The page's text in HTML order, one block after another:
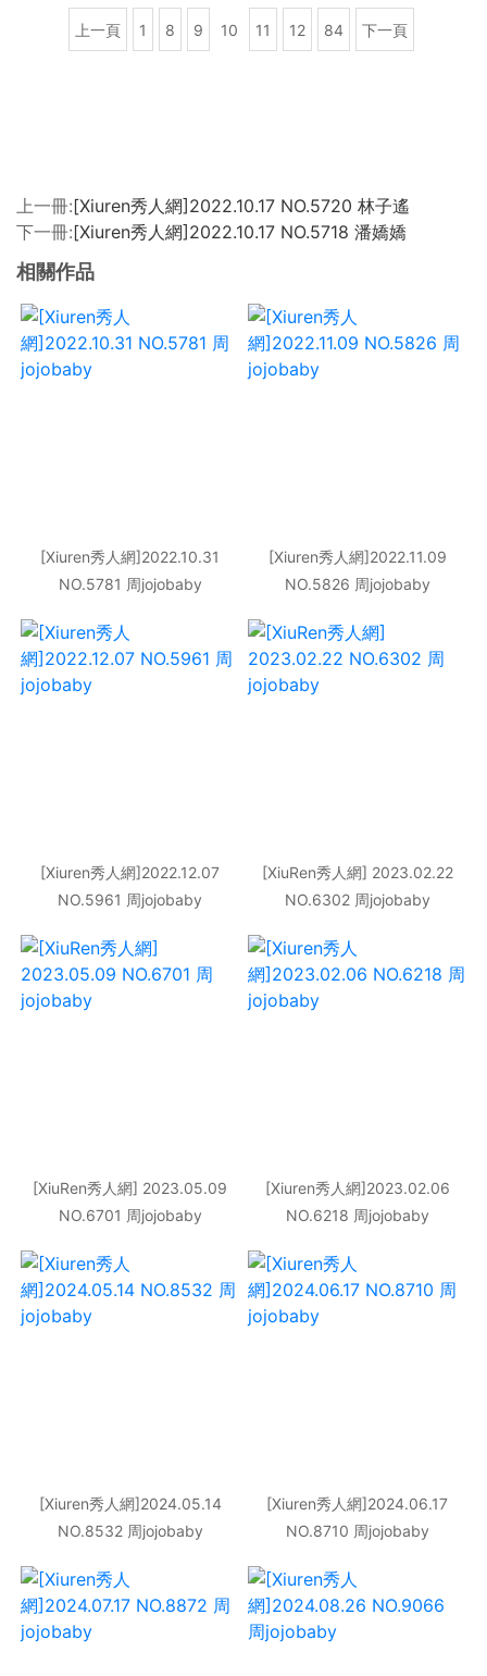
上一頁 1 8 9 10 11 12 84 下一頁
上一冊:[Xiuren秀人網]2022.10.17 NO.5720 林子遙
下一冊:[Xiuren秀人網]2022.10.17 NO.5718 潘嬌嬌
相關作品
[Xiuren秀人網]2022.10.31
NO.5781 周jojobaby
[Xiuren秀人網]2022.11.09
NO.5826 周jojobaby
[Xiuren秀人網]2022.12.07
NO.5961 周jojobaby
[XiuRen秀人網] 2023.02.22
NO.6302 周jojobaby
[XiuRen秀人網] 2023.05.09
NO.6701 周jojobaby
[Xiuren秀人網]2023.02.06
NO.6218 周jojobaby
[Xiuren秀人網]2024.05.14
NO.8532 周jojobaby
[Xiuren秀人網]2024.06.17
NO.8710 周jojobaby